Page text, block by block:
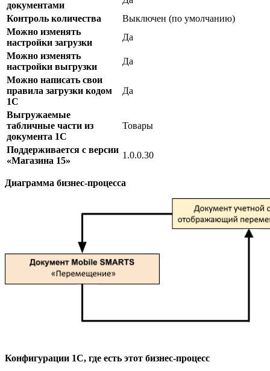
документами
Контроль количества
Выключен (по умолчанию)
Можно изменять
настройки загрузки
Да
Можно изменять
настройки выгрузки
Да
Можно написать свои
правила загрузки кодом
1С
Да
Выгружаемые
табличные части из
документа 1С
Товары
Поддерживается с версии
«Магазина 15»
1.0.0.30
Диаграмма бизнес-процесса
Конфигурации 1С, где есть этот бизнес-процесс